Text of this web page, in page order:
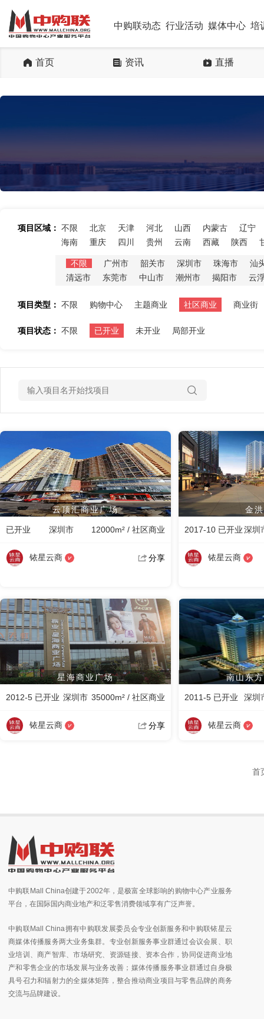
中购联动态 行业活动 媒体中心 培
首页 资讯 直播
项目区域： 不限 北京 天津 河北 山西 内蒙古
辽宁
海南
重庆 四川 贵州 云南 西藏 陕西
不限 广州市 韶关市 深圳市 珠海市
汕
清远市
东莞市 中山市 潮州市 揭阳市 云
项目类型： 不限 购物中心 主题商业 社区商业 商业街
项目状态： 不限 已开业 未开业 局部开业
云顶汇商业广场
已开业 深圳市 12000m² / 社区商业
铱星云商 分享
金
2017-10 已开业深圳
铱星云商
星海商业广场
2012-5 已开业 深圳市 35000m² / 社区商业
铱星云商 分享
南山东
2011-5 已开业 深圳
铱星云商
首
中购联Mall China创建于2002年，是极富全球影响的购物中心产业服务
平台，在国际国内商业地产和泛零售消费领域享有广泛声誉。
中购联Mall China拥有中购联发展委员会专业创新服务和中购联铱星云
商媒体传播服务两大业务集群。专业创新服务事业群通过会议会展、职
业培训、商产智库、市场研究、资源链接、资本合作，协同促进商业地
产和零售企业的市场发展与业务改善；媒体传播服务事业群通过自身极
具号召力和辐射力的全媒体矩阵，整合推动商业项目与零售品牌的商务
交流与品牌建设。